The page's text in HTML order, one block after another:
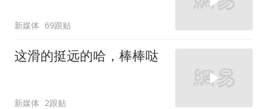
新媒体 69跟贴
这滑的挺远的哈，棒棒哒
新媒体 2跟贴